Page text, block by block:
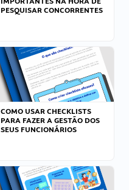
PESQUISAR CONCORRENTES
COMO USAR CHECKLISTS
PARA FAZER A GESTÃO DOS
SEUS FUNCIONÁRIOS